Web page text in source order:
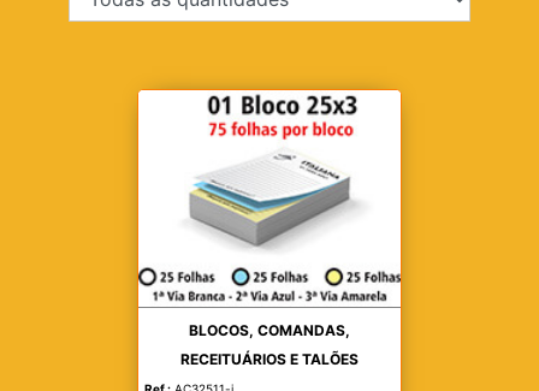
BLOCOS, COMANDAS,
RECEITUÁRIOS E TALÕES